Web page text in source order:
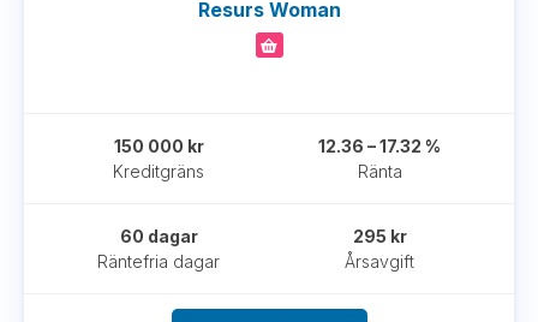
Resurs Woman
Kreditgräns
150 000 kr
Ränta
12.36 – 17.32 %
Räntefria dagar
60 dagar
Årsavgift
295 kr